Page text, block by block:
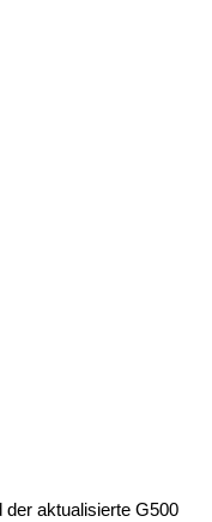
der aktualisierte G500